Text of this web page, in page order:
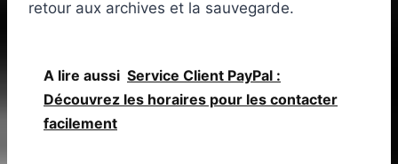
retour aux archives et la sauvegarde.
A lire aussi Service Client PayPal :
Découvrez les horaires pour les contacter
facilement